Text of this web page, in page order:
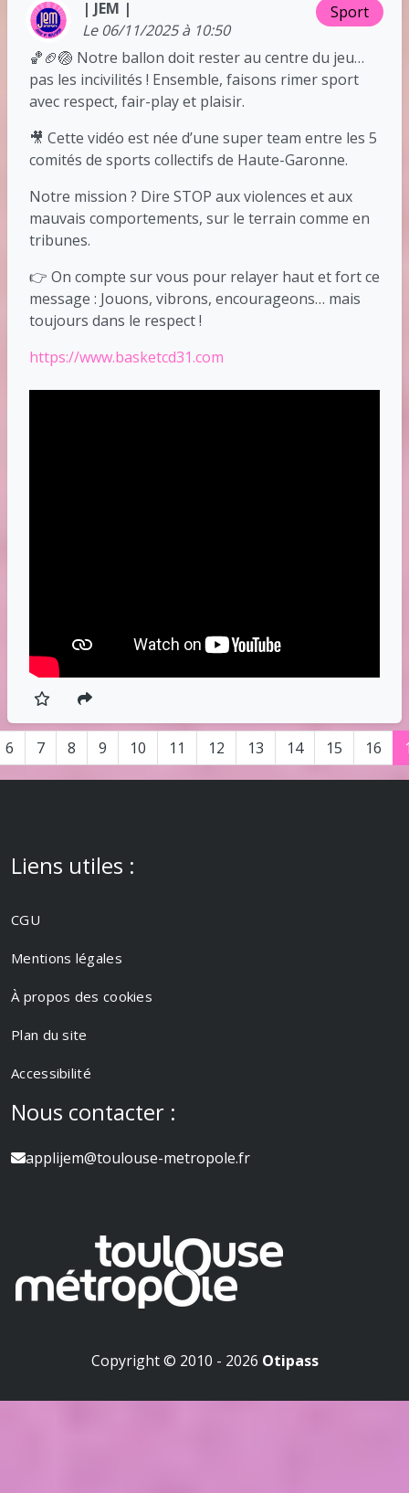
| JEM |
Le 06/11/2025 à 10:50
Sport
🏀🏈🏐 Notre ballon doit rester au centre du jeu…
pas les incivilités ! Ensemble, faisons rimer sport
avec respect, fair-play et plaisir.
🎥 Cette vidéo est née d’une super team entre les 5
comités de sports collectifs de Haute-Garonne.
Notre mission ? Dire STOP aux violences et aux
mauvais comportements, sur le terrain comme en
tribunes.
👉 On compte sur vous pour relayer haut et fort ce
message : Jouons, vibrons, encourageons… mais
toujours dans le respect !
https://www.basketcd31.com
6 7 8 9 10 11 12 13 14 15 16
Liens utiles :
CGU
Mentions légales
À propos des cookies
Plan du site
Accessibilité
Nous contacter :
applijem@toulouse-metropole.fr
Copyright © 2010 - 2026 Otipass